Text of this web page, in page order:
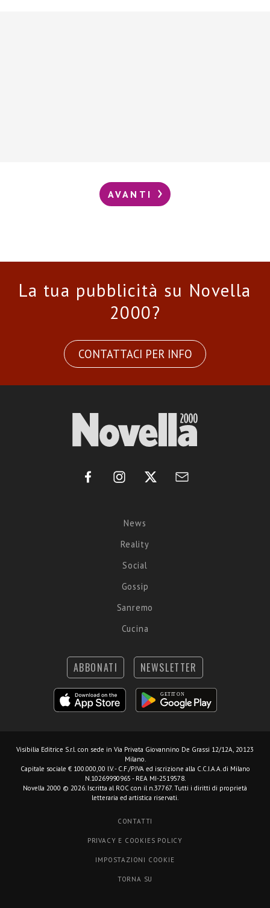
AVANTI
La tua pubblicità su Novella
2000?
CONTATTACI PER INFO
News
Reality
Social
Gossip
Sanremo
Cucina
ABBONATI NEWSLETTER
Visibilia Editrice S.r.l. con sede in Via Privata Giovannino De Grassi 12/12A, 20123
Milano.
Capitale sociale € 100.000,00 I.V. - C.F./P.IVA ed iscrizione alla C.C.I.A.A. di Milano
N.10269990965 - REA MI-2519578.
Novella 2000 © 2026. Iscritta al ROC con il n.37767. Tutti i diritti di proprietà
letteraria ed artistica riservati.
CONTATTI
PRIVACY E COOKIES POLICY
IMPOSTAZIONI COOKIE
TORNA SU